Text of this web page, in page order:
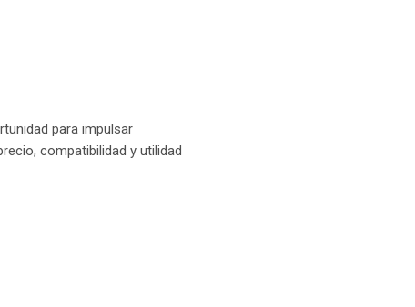
para impulsar
compatibilidad y utilidad